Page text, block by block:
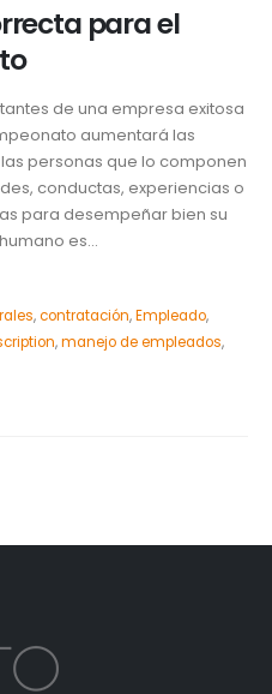
para el
de una empresa exitosa
aumentará las
personas que lo componen
conductas, experiencias o
para desempeñar bien su
es...
,contratación,Empleado,
,manejo de empleados,